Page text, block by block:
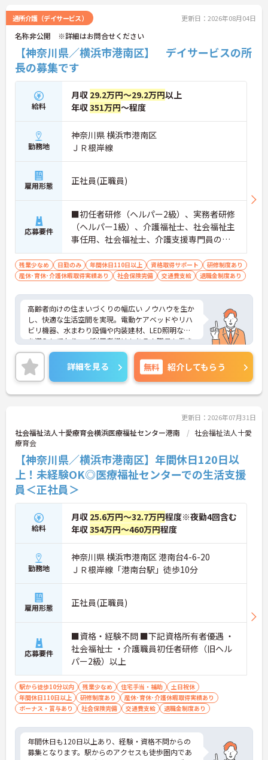
通所介護（デイサービス） 更新日：2026年08月04日
名称非公開 ※詳細はお問合せください
【神奈川県／横浜市港南区】 デイサービスの所
長の募集です
給料
月収 29.2万円～29.2万円以上
年収351万円～程度
勤務地
神奈川県 横浜市港南区
ＪＲ根岸線
雇用形態 正社員(正職員)
応募要件
■初任者研修（ヘルパー2級）、実務者研修
（ヘルパー1級）、介護福祉士、社会福祉主
事任用、社会福祉士、介護支援専門員のい
ずれか ※普通自動車免許（ＡＴ限定可）必
須
残業少なめ 日勤のみ 年間休日110日以上 資格取得サポート
研修制度あり
産休･育休･介護休暇取得実績あり
社会保険完備 交通費支給 退職金制度あり
高齢者向けの住まいづくりの幅広い ノウハウを生か
し、快適な生活空間を実現。電動ケアベッドやリハ
ビリ機器、水まわり設備や内装建材、LED照明など
を導入しており、ご利用者様はもちろん職員も働き
やすい環境です。ご興味のある方は是非お気軽にお
問い合わせください。
詳細を見る 無料 紹介してもらう
更新日：2026年07月31日
社会福祉法人十愛療育会横浜医療福祉センター港南
社会福祉法人十愛
療育会
【神奈川県／横浜市港南区】年間休日120日以
上！未経験OK◎医療福祉センターでの生活支援
員＜正社員＞
給料
月収 25.6万円～32.7万円程度※夜勤4回含む
年収354万円～460万円程度
勤務地
神奈川県 横浜市港南区 港南台4-6-20
ＪＲ根岸線「港南台駅」徒歩10分
雇用形態 正社員(正職員)
応募要件
■資格・経験不問 ■下記資格所有者優遇 ・
社会福祉士 ・介護職員初任者研修（旧ヘル
パー2級）以上
駅から徒歩10分以内 残業少なめ 住宅手当・補助
土日祝休
年間休日110日以上
研修制度あり
産休･育休･介護休暇取得実績あり
ボーナス・賞与あり
社会保険完備 交通費支給 退職金制度あり
年間休日も120日以上あり、経験・資格不問からの
募集となります。駅からのアクセスも徒歩圏内であ